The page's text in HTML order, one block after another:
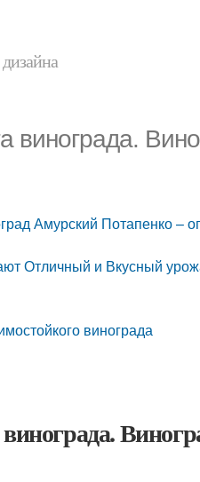
винограда.
Амурский Потапенко –
Отличный и Вкусный
винограда